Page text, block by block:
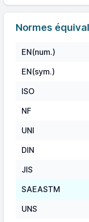
Normes
EN(num.)
EN(sym.)
ISO
NF
UNI
DIN
JIS
SAEASTM
UNS